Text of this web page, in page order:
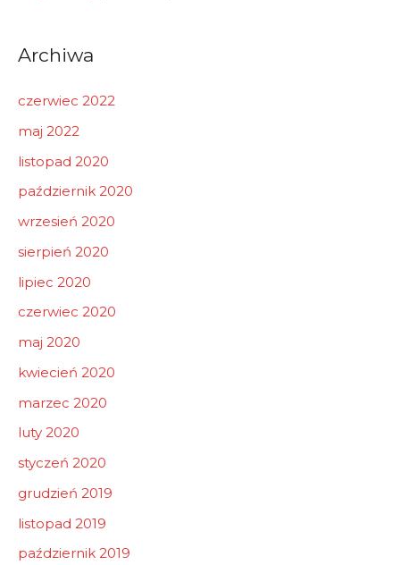
Archiwa
czerwiec 2022
maj 2022
listopad 2020
październik 2020
wrzesień 2020
sierpień 2020
lipiec 2020
czerwiec 2020
maj 2020
kwiecień 2020
marzec 2020
luty 2020
styczeń 2020
grudzień 2019
listopad 2019
październik 2019